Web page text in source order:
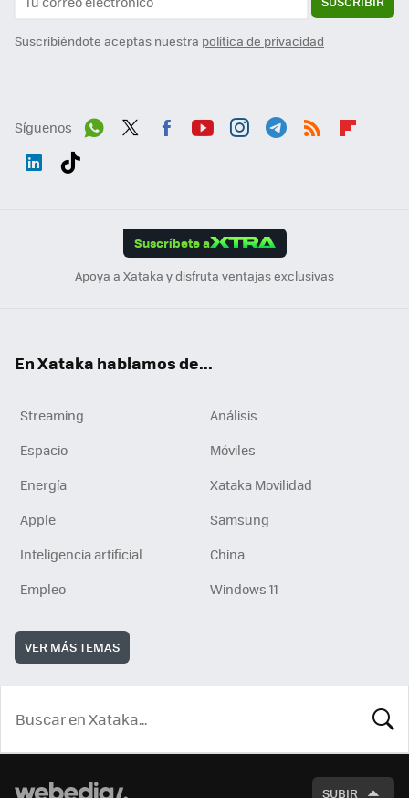
Suscribiéndote aceptas nuestra política de privacidad
Síguenos
Suscríbete a
Apoya a Xataka y disfruta ventajas exclusivas
En Xataka hablamos de...
Streaming
Análisis
Espacio
Móviles
Energía
Xataka Movilidad
Apple
Samsung
Inteligencia artificial
China
Empleo
Windows 11
VER MÁS TEMAS
SUBIR